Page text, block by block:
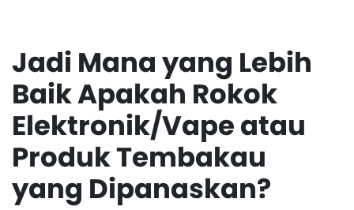
Jadi Mana yang Lebih
Baik Apakah Rokok
Elektronik/Vape atau
Produk Tembakau
yang Dipanaskan?